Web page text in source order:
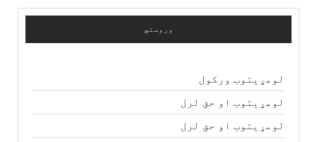
وروستي
لومړیتوب ورکول
لومړیتوب او حق لرل
لومړیتوب او حق لرل